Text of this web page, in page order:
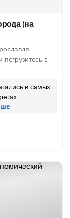
(на
в
в самых